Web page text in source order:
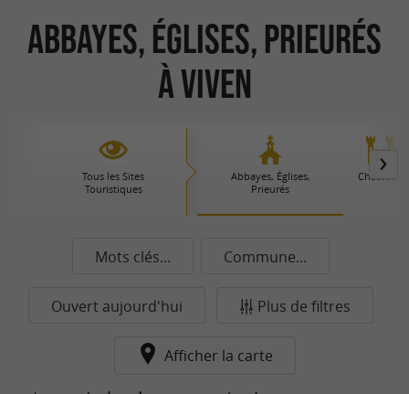
Abbayes, Églises, Prieurés
à Viven
Tous les Sites
Touristiques
Abbayes, Églises,
Prieurés
Châteaux
Mots clés... Commune...
Ouvert aujourd'hui Plus de filtres
Afficher la carte